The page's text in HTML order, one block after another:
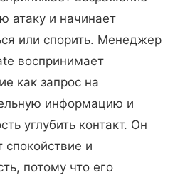
атаку и начинает
или спорить. Менеджер
воспринимает
как запрос на
информацию и
углубить контакт. Он
спокойствие и
потому что его